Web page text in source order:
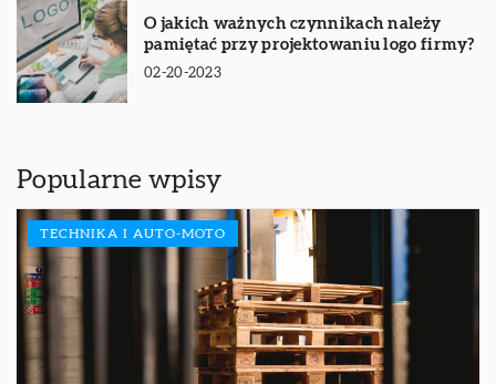
O jakich ważnych czynnikach należy
pamiętać przy projektowaniu logo firmy?
02-20-2023
Popularne wpisy
TECHNIKA I AUTO-MOTO